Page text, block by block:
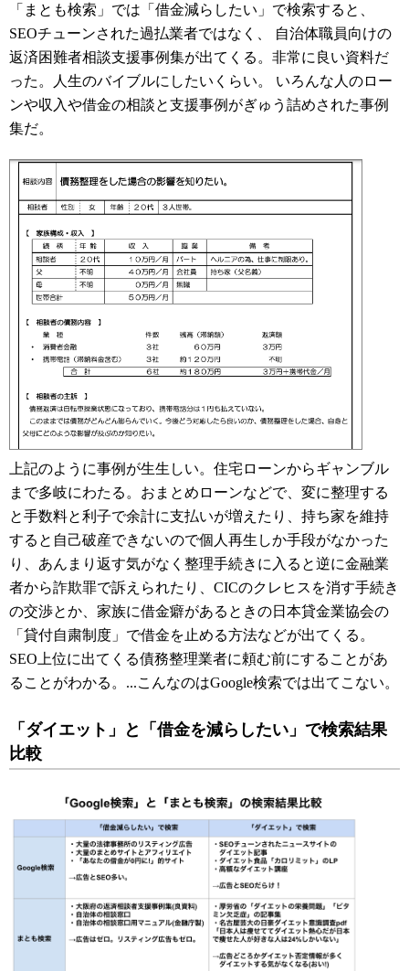
「まとも検索」では「借金減らしたい」で検索すると、
SEOチューンされた過払業者ではなく、 自治体職員向けの
返済困難者相談支援事例集が出てくる。非常に良い資料だ
った。人生のバイブルにしたいくらい。 いろんな人のロー
ンや収入や借金の相談と支援事例がぎゅう詰めされた事例
集だ。
上記のように事例が生生しい。住宅ローンからギャンブル
まで多岐にわたる。おまとめローンなどで、変に整理する
と手数料と利子で余計に支払いが増えたり、持ち家を維持
すると自己破産できないので個人再生しか手段がなかった
り、あんまり返す気がなく整理手続きに入ると逆に金融業
者から詐欺罪で訴えられたり、CICのクレヒスを消す手続き
の交渉とか、家族に借金癖があるときの日本貸金業協会の
「貸付自粛制度」で借金を止める方法などが出てくる。
SEO上位に出てくる債務整理業者に頼む前にすることがあ
ることがわかる。...こんなのはGoogle検索では出てこない。
「ダイエット」と「借金を減らしたい」で検索結果
比較